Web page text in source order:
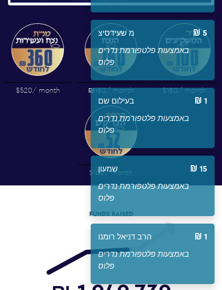
מ שעידסיצ 5
באמצעות פלטפורמת נדרים
פלוס
בעילום שם 1
באמצעות פלטפורמת נדרים
פלוס
שמעון 15
באמצעות פלטפורמת נדרים
פלוס
הרב דניאל רומנו 1
באמצעות פלטפורמת נדרים
פלוס
$520/ month ₪180/ month $180/ month
$100/ month
FUNDS RAISED